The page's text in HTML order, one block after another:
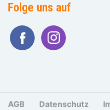
Folge uns auf
AGB Datenschutz